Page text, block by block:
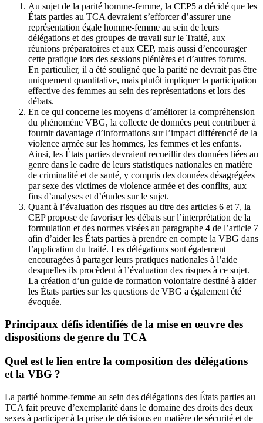
Au sujet de la parité homme-femme, la CEP5 a décidé que les
États parties au TCA devraient s’efforcer d’assurer une
représentation égale homme-femme au sein de leurs
délégations et des groupes de travail sur le Traité, aux
réunions préparatoires et aux CEP, mais aussi d’encourager
cette pratique lors des sessions plénières et d’autres forums.
En particulier, il a été souligné que la parité ne devrait pas être
uniquement quantitative, mais plutôt impliquer la participation
effective des femmes au sein des représentations et lors des
débats.
En ce qui concerne les moyens d’améliorer la compréhension
du phénomène VBG, la collecte de données peut contribuer à
fournir davantage d’informations sur l’impact différencié de la
violence armée sur les hommes, les femmes et les enfants.
Ainsi, les États parties devraient recueillir des données liées au
genre dans le cadre de leurs statistiques nationales en matière
de criminalité et de santé, y compris des données désagrégées
par sexe des victimes de violence armée et des conflits, aux
fins d’analyses et d’études sur le sujet.
Quant à l’évaluation des risques au titre des articles 6 et 7, la
CEP propose de favoriser les débats sur l’interprétation de la
formulation et des normes visées au paragraphe 4 de l’article 7
afin d’aider les États parties à prendre en compte la VBG dans
l’application du traité. Les délégations sont également
encouragées à partager leurs pratiques nationales à l’aide
desquelles ils procèdent à l’évaluation des risques à ce sujet.
La création d’un guide de formation volontaire destiné à aider
les États parties sur les questions de VBG a également été
évoquée.
Principaux défis identifiés de la mise en œuvre des
dispositions de genre du TCA
Quel est le lien entre la composition des délégations
et la VBG ?
La parité homme-femme au sein des délégations des États parties au
TCA fait preuve d’exemplarité dans le domaine des droits des deux
sexes à participer à la prise de décisions en matière de sécurité et de